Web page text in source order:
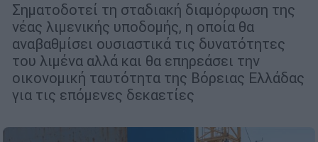
Σηματοδοτεί τη σταδιακή διαμόρφωση της
νέας λιμενικής υποδομής, η οποία θα
αναβαθμίσει ουσιαστικά τις δυνατότητες
του λιμένα αλλά και θα επηρεάσει την
οικονομική ταυτότητα της Βόρειας Ελλάδας
για τις επόμενες δεκαετίες